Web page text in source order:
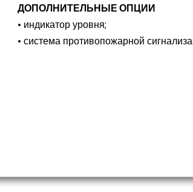
ДОПОЛНИТЕЛЬНЫЕ ОПЦИИ
• индикатор уровня;
• система противопожарной